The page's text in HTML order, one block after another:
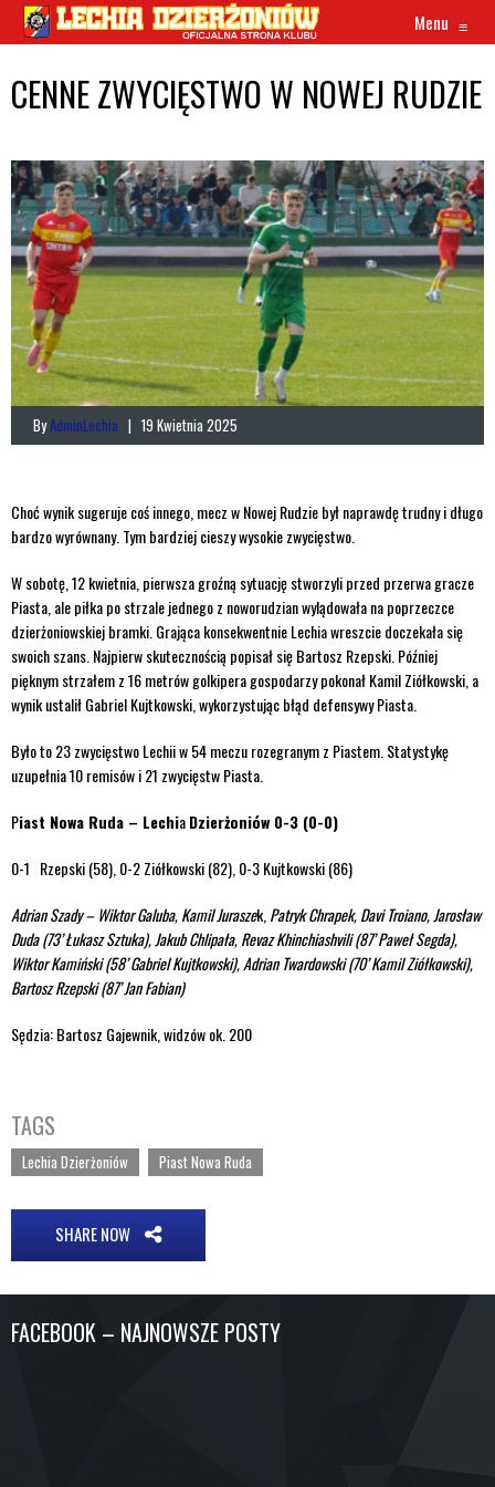
Menu ≡
CENNE ZWYCIĘSTWO W NOWEJ RUDZIE
ByAdminLechia | 19 Kwietnia 2025
Choć wynik sugeruje coś innego, mecz w Nowej Rudzie był naprawdę trudny i długo
bardzo wyrównany. Tym bardziej cieszy wysokie zwycięstwo.
W sobotę, 12 kwietnia, pierwsza groźną sytuację stworzyli przed przerwa gracze
Piasta, ale piłka po strzale jednego z noworudzian wylądowała na poprzeczce
dzierżoniowskiej bramki. Grająca konsekwentnie Lechia wreszcie doczekała się
swoich szans. Najpierw skutecznością popisał się Bartosz Rzepski. Później
pięknym strzałem z 16 metrów golkipera gospodarzy pokonał Kamil Ziółkowski, a
wynik ustalił Gabriel Kujtkowski, wykorzystując błąd defensywy Piasta.
Było to 23 zwycięstwo Lechii w 54 meczu rozegranym z Piastem. Statystykę
uzupełnia 10 remisów i 21 zwycięstw Piasta.
Piast Nowa Ruda – LechiaDzierżoniów 0-3 (0-0)
0-1 Rzepski (58), 0-2 Ziółkowski (82), 0-3 Kujtkowski (86)
Adrian Szady – Wiktor Galuba, Kamil Juraszek, Patryk Chrapek, Davi Troiano, Jarosław
Duda (73’ Łukasz Sztuka), Jakub Chlipała,Revaz Khinchiashvili (87’ Paweł Segda),
Wiktor Kamiński (58’ Gabriel Kujtkowski),Adrian Twardowski (70’ Kamil Ziółkowski),
Bartosz Rzepski (87’ Jan Fabian)
Sędzia: Bartosz Gajewnik, widzów ok. 200
TAGS
Lechia Dzierżoniów Piast Nowa Ruda
SHARE NOW
FACEBOOK – NAJNOWSZE POSTY